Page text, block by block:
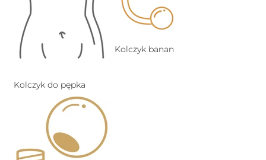
Kolczyk do pępka
Kolczyk banan